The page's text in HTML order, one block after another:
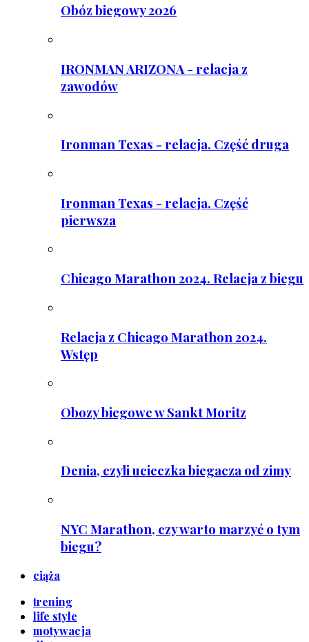
Obóz biegowy 2026
IRONMAN ARIZONA - relacja z
zawodów
Ironman Texas - relacja. Część druga
Ironman Texas - relacja. Część
pierwsza
Chicago Marathon 2024. Relacja z biegu
Relacja z Chicago Marathon 2024.
Wstęp
Obozy biegowe w Sankt Moritz
Denia, czyli ucieczka biegacza od zimy
NYC Marathon, czy warto marzyć o tym
biegu?
ciąża
trening
life style
motywacja